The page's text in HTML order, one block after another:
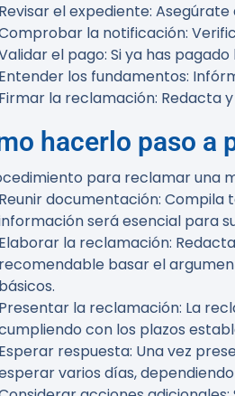
Revisar el expediente:
la notificación:
el pago: Si ya has
Entender los fundamentos:
Firmar la reclamación: Redacta
hacerlo paso a
para reclamar una
Reunir documentación: Compila
será esencial para
Elaborar la reclamación:
recomendable basar el
básicos.
Presentar la reclamación: La
con los plazos
Esperar respuesta: Una vez
varios días,